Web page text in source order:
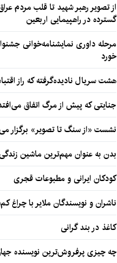
از تصویر رهبر شهید تا قلب مردم
گسترده در راهپیمایی اربعین
مرحله داوری نمایشنامه‌خوانی
خورد
هشت سریال نادیده‌گرفته که راز
جنایتی که پیش از مرگ اتفاق
نشست «از سنگ تا تصویر» برگزار
بدن به عنوان مهم‌ترین ماشین
کودکان ایرانی و مطبوعات قجری
ناشران و نویسندگان ملایر با
کاغذ در بند گرانی
چه چیزی پرفروش‌ترین نویسنده